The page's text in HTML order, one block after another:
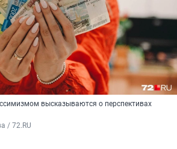
высказываются о перспективах
/ 72.RU